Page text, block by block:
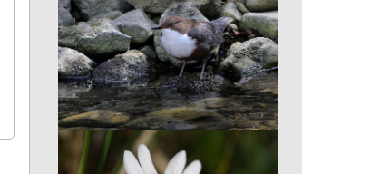
Cincle plongeur